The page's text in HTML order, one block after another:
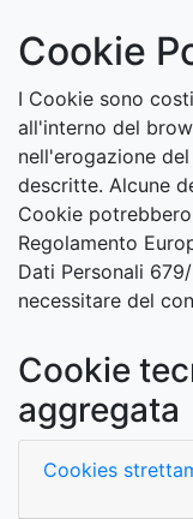
Cookie
I Cookie sono
all'interno del
nell'erogazione
descritte. Alcune
Cookie
Regolamento
Dati Personali
necessitare del
Cookie
aggregata
Cookies